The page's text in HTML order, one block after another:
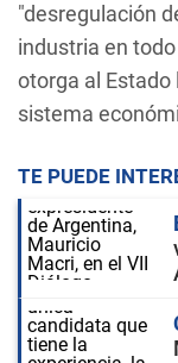
"desregulación
industria en
otorga al
sistema
TE PUEDE